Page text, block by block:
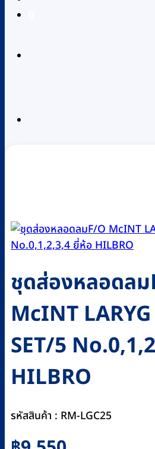
ชุดส่องหลอดล
McINT
SET/5
HILBRO
รหัสสินค้า : RM-LGC25